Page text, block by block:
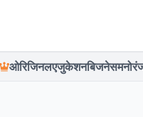
ओरिजिनलएजुकेशनबिजनेस